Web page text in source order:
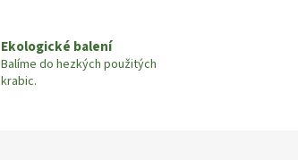
Ekologické balení
Balíme do hezkých použitých
krabic.